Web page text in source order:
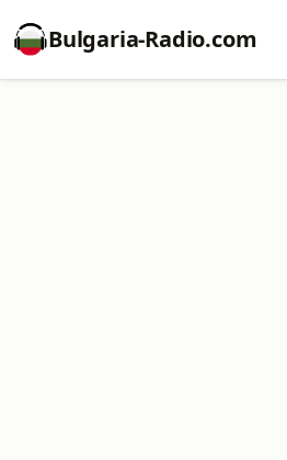
Bulgaria-Radio.com